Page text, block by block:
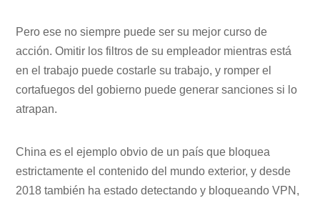
Pero ese no siempre puede ser su mejor curso de
acción. Omitir los filtros de su empleador mientras está
en el trabajo puede costarle su trabajo, y romper el
cortafuegos del gobierno puede generar sanciones si lo
atrapan.
China es el ejemplo obvio de un país que bloquea
estrictamente el contenido del mundo exterior, y desde
2018 también ha estado detectando y bloqueando VPN,